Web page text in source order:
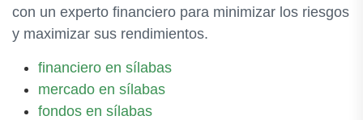
con un experto financiero para minimizar los riesgos
y maximizar sus rendimientos.
financiero en sílabas
mercado en sílabas
fondos en sílabas